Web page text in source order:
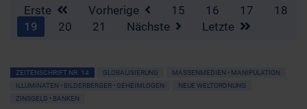
Erste Vorherige 15 16 17
18
19
20 21 Nächste Letzte
ZEITENSCHRIFT NR. 14 GLOBALISIERUNG
MASSENMEDIEN • MANIPULATION
ILLUMINATEN • BILDERBERGER • GEHEIMLOGEN
NEUE WELTORDNUNG
ZINSGELD • BANKEN